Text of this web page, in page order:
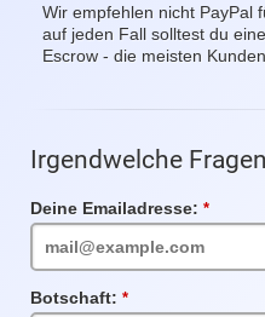
Wir empfehlen nicht PayPal
auf jeden Fall solltest du
Escrow - die meisten
Irgendwelche
Deine Emailadresse:
Botschaft: